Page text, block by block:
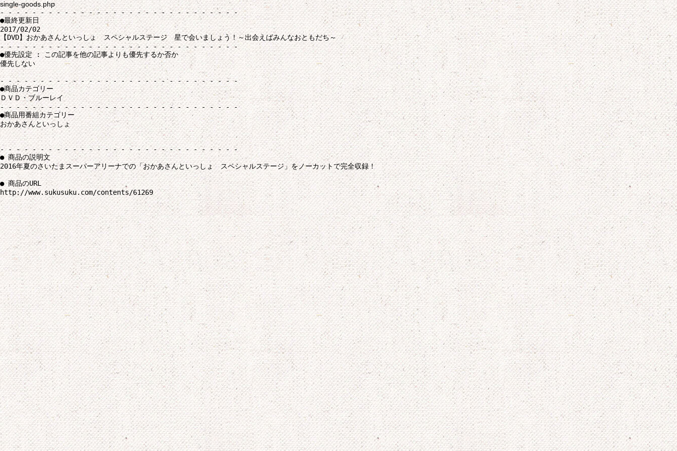
single-goods.php
- - - - - - - - - - - - - - - - - - - - - - - - - - - - - -
●最終更新日
2017/02/02
【DVD】おかあさんといっしょ　スペシャルステージ　星で会いましょう！～出会えばみんなおともだち～
- - - - - - - - - - - - - - - - - - - - - - - - - - - - - -
●優先設定 : この記事を他の記事よりも優先するか否か
優先しない
- - - - - - - - - - - - - - - - - - - - - - - - - - - - - -
●商品カテゴリー
ＤＶＤ・ブルーレイ
- - - - - - - - - - - - - - - - - - - - - - - - - - - - - -
●商品用番組カテゴリー
おかあさんといっしょ
- - - - - - - - - - - - - - - - - - - - - - - - - - - - - -
● 商品の説明文
2016年夏のさいたまスーパーアリーナでの「おかあさんといっしょ　スペシャルステージ」をノーカットで完全収録！
● 商品のURL